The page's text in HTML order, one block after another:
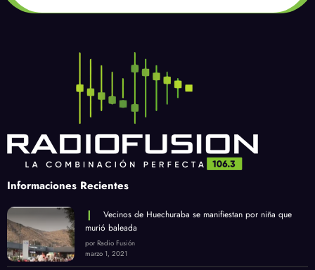
Informaciones Recientes
Vecinos de Huechuraba se manifiestan por niña que
murió baleada
por Radio Fusión
marzo 1, 2021